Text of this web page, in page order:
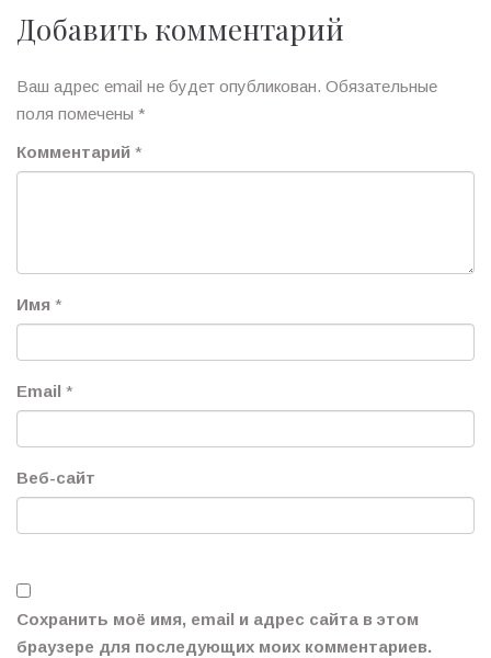
Добавить комментарий
Ваш адрес email не будет опубликован. Обязательные
поля помечены *
Комментарий *
Имя *
Email *
Веб-сайт
Сохранить моё имя, email и адрес сайта в этом
браузере для последующих моих комментариев.